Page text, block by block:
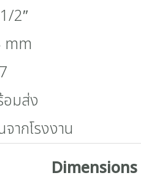
2″
mm
มส่ง
ากโรงงาน
Dimensions